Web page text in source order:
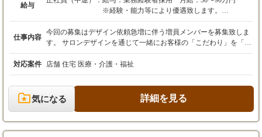
給与
※経験・能力等により優遇致します。
※面接時にお互い納得いくまで話し合いましょ
う。
賞与年1回、業績に応じて別途決算賞与あり
昇給年1回
仕事内容
今回の募集はデザイン依頼急増に伴う増員メンバーを募集致しま
す。 サロンデザインを通じて一緒にお客様の「こだわり」を「カ
タチ」にしていきましょう。 弊社リクルートサイト https://tough-d
p.jp/recruit/ デザイナー全員の個性が際立つホームページの施工事
例を見てください。日々更新されるこの多彩な事例が当社の強み
です。 http://www.tough-dp.jp ほとんどの新規依頼がこのホームペ
ージを閲覧して問い合わせがきます。（50件以上/月） 全国5拠点
展開。各オフィスでフラットな環境のもとスタッフ同士で刺激を
対応案件 店舗 住宅 医療・介護・福祉
気になる 詳細を見る